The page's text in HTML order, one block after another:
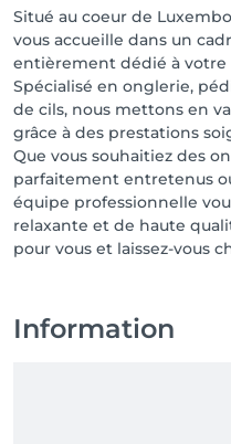
Situé au coeur de
vous accueille dans un
entièrement dédié à votre
Spécialisé en onglerie,
de cils, nous mettons en
grâce à des prestations
Que vous souhaitiez des
parfaitement entretenus
équipe professionnelle
relaxante et de haute
pour vous et laissez-vous
Information